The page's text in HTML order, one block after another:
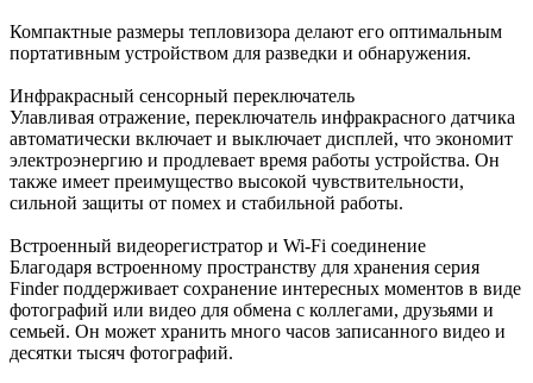
Компактные размеры тепловизора делают его оптимальным
портативным устройством для разведки и обнаружения.
Инфракрасный сенсорный переключатель
Улавливая отражение, переключатель инфракрасного датчика
автоматически включает и выключает дисплей, что экономит
электроэнергию и продлевает время работы устройства. Он
также имеет преимущество высокой чувствительности,
сильной защиты от помех и стабильной работы.
Встроенный видеорегистратор и Wi-Fi соединение
Благодаря встроенному пространству для хранения серия
Finder поддерживает сохранение интересных моментов в виде
фотографий или видео для обмена с коллегами, друзьями и
семьей. Он может хранить много часов записанного видео и
десятки тысяч фотографий.